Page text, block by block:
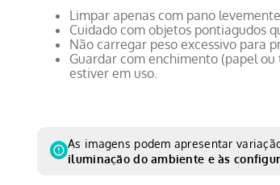
Limpar apenas com pano
Cuidado com objetos pontiagudos
Não carregar peso excessivo para
Guardar com enchimento (papel
estiver em uso.
As imagens podem apresentar
iluminação do ambiente e às